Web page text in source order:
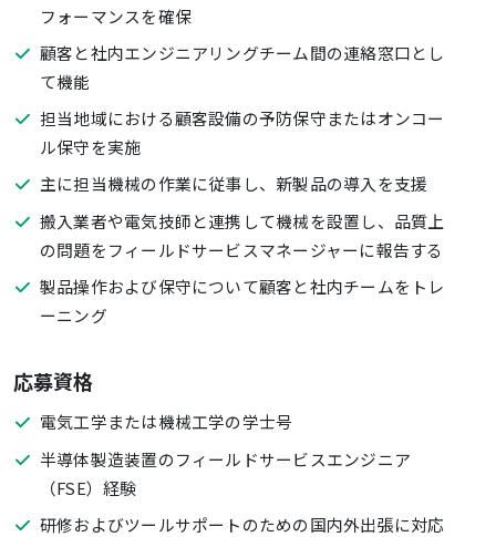
フォーマンスを確保
顧客と社内エンジニアリングチーム間の連絡窓口とし
て機能
担当地域における顧客設備の予防保守またはオンコー
ル保守を実施
主に担当機械の作業に従事し、新製品の導入を支援
搬入業者や電気技師と連携して機械を設置し、品質上
の問題をフィールドサービスマネージャーに報告する
製品操作および保守について顧客と社内チームをトレ
ーニング
応募資格
電気工学または機械工学の学士号
半導体製造装置のフィールドサービスエンジニア
（FSE）経験
研修およびツールサポートのための国内外出張に対応